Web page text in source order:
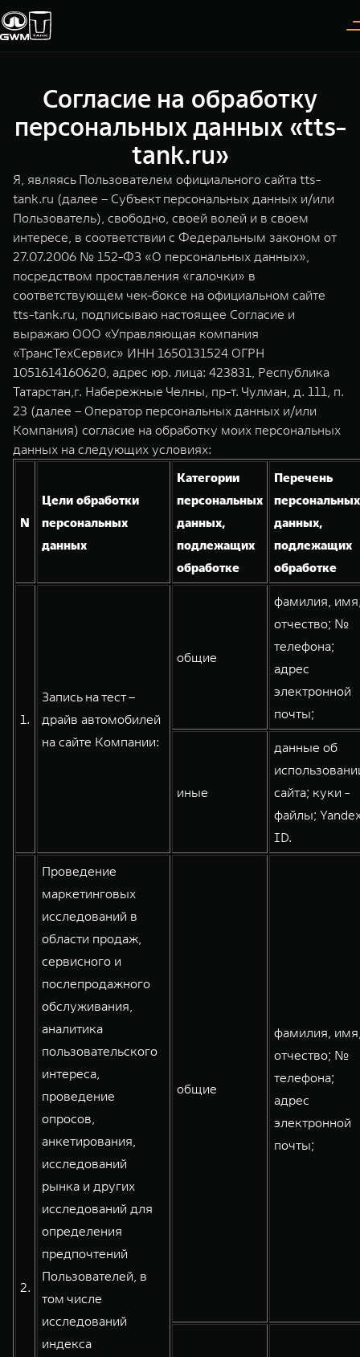
Модели
TANK 300
Следуй за открытиями
от 3 999 000 ₽
TANK 400
За пределы возможного
от 5 599 000 ₽
TANK 500
Веди за собой
от 6 499 000 ₽
TANK 700
Сила признания
от 10 199 000 ₽
WEY 07 WEY 05
Эстетика нового времени
от 5 699 000 ₽
WEY 80 WEY 80 Лаундж
от 8 099 000 ₽
Покупателям
Спецпредложения
Конфигуратор
Тест-драйв
Зарядные станции
ПОКУПКА АВТОМОБИЛЯ
TANK Финансы
Корпоративным клиентам
TANK ФИНАНСЫ
TANK Лизинг
Владельцам
ГАРАНТИЯ И ПОДДЕРЖКА
Гарантия
Помощь на дороге
Калькулятор ТО
Нулевое ТО
Сервис
Специальные предложения
Моторные масла
Цифровые сервисы TANK
О дилере
О нас
35 лет GWM
GWM ТЕХ ДЕНЬ
Новости
Согласие на обработку
персональных данных «tts-
tank.ru»
Я, являясь Пользователем официального сайта tts-
tank.ru (далее – Субъект персональных данных и/или
Пользователь), свободно, своей волей и в своем
интересе, в соответствии с Федеральным законом от
27.07.2006 № 152-ФЗ «О персональных данных»,
посредством проставления «галочки» в
соответствующем чек-боксе на официальном сайте
tts-tank.ru, подписываю настоящее Согласие и
выражаю ООО «Управляющая компания
«ТрансТехСервис» ИНН 1650131524 ОГРН
1051614160620, адрес юр. лица: 423831, Республика
Татарстан,г. Набережные Челны, пр-т. Чулман, д. 111, п.
23 (далее – Оператор персональных данных и/или
Компания) согласие на обработку моих персональных
данных на следующих условиях:
N
Цели обработки
персональных
данных
Категории
персональных
данных,
подлежащих
обработке
Перечень
персональных
данных,
подлежащих
обработке
1.
Запись на тест –
драйв автомобилей
на сайте Компании:
общие
фамилия,
отчество; №
телефона;
адрес
электронной
почты;
иные
данные об
сайта; куки -
файлы;
ID.
2.
Проведение
маркетинговых
исследований в
области продаж,
сервисного и
послепродажного
обслуживания,
аналитика
пользовательского
интереса,
проведение
опросов,
анкетирования,
исследований
рынка и других
исследований для
определения
предпочтений
Пользователей, в
том числе
исследований
индекса
общие
фамилия,
отчество; №
телефона;
адрес
электронной
почты;